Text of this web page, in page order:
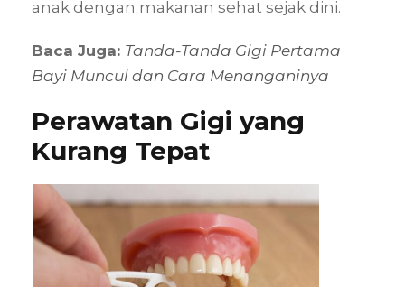
anak dengan makanan sehat sejak dini.
Baca Juga: Tanda-Tanda Gigi Pertama
Bayi Muncul dan Cara Menanganinya
Perawatan Gigi yang
Kurang Tepat